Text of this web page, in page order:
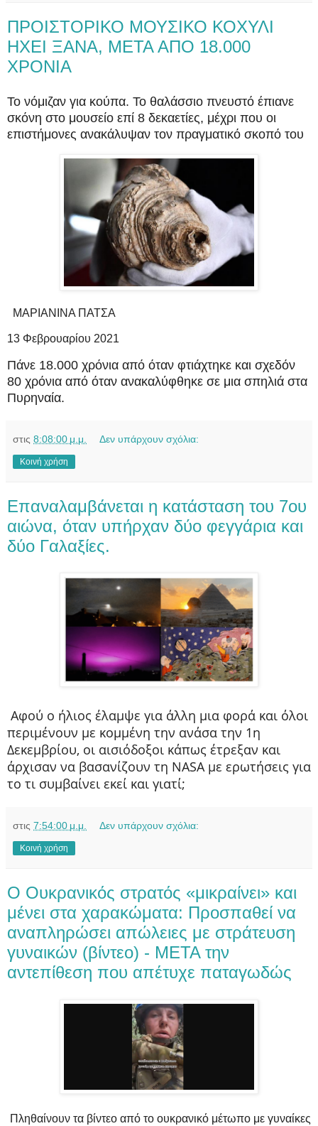
ΠPOIΣΤΟΡΙΚΟ ΜΟΥΣΙΚΟ ΚΟΧΥΛΙ
ΗΧΕΙ ΞΑΝΑ, META AΠΟ 18.000
XPONIA
Το νόμιζαν για κούπα. Το θαλάσσιο πνευστό έπιανε
σκόνη στο μουσείο επί 8 δεκαετίες, μέχρι που οι
επιστήμονες ανακάλυψαν τον πραγματικό σκοπό του
ΜΑΡΙΑΝΙΝΑ ΠΑΤΣΑ
13 Φεβρουαρίου 2021
Πάνε 18.000 χρόνια από όταν φτιάχτηκε και σχεδόν
80 χρόνια από όταν ανακαλύφθηκε σε μια σπηλιά στα
Πυρηναία.
στις 8:08:00 μ.μ. Δεν υπάρχουν σχόλια:
Κοινή χρήση
Επαναλαμβάνεται η κατάσταση του 7ου
αιώνα, όταν υπήρχαν δύο φεγγάρια και
δύο Γαλαξίες.
Αφού ο ήλιος έλαμψε για άλλη μια φορά και όλοι
περιμένουν με κομμένη την ανάσα την 1η
Δεκεμβρίου, οι αισιόδοξοι κάπως έτρεξαν και
άρχισαν να βασανίζουν τη NASA με ερωτήσεις για
το τι συμβαίνει εκεί και γιατί;
στις 7:54:00 μ.μ. Δεν υπάρχουν σχόλια:
Κοινή χρήση
O Oυκρανικός στρατός «μικραίνει» και
μένει στα χαρακώματα: Προσπαθεί να
αναπληρώσει απώλειες με στράτευση
γυναικών (βίντεο) - META την
αντεπίθεση που απέτυχε παταγωδώς
Πληθαίνουν τα βίντεο από το ουκρανικό μέτωπο με γυναίκες